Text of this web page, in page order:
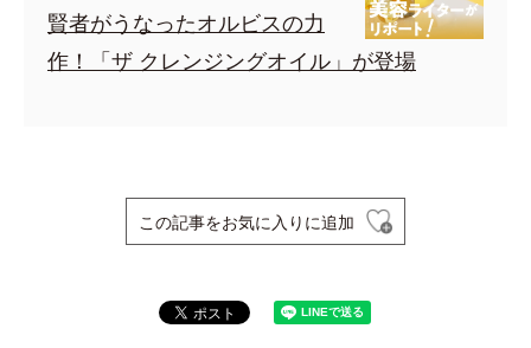
賢者がうなったオルビスの力
作！「ザ クレンジングオイル」が登場
この記事をお気に入りに追加